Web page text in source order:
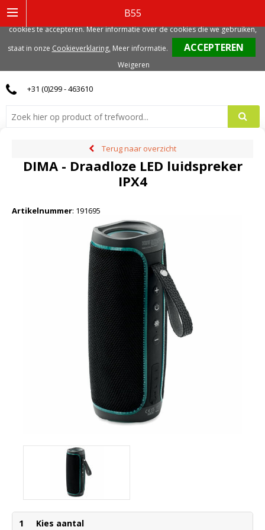
B55
0
+31 (0)299 - 463610
Terug naar overzicht
DIMA - Draadloze LED luidspreker
IPX4
Artikelnummer: 191695
1 Kies aantal
gerelateerde cookies. Voor de beste gebruikerservaring, adviseren we deze
cookies te accepteren. Meer informatie over de cookies die we gebruiken,
staat in onze Cookieverklaring. Meer informatie.
Weigeren